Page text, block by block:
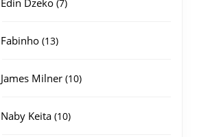
7
Fabinho 1313
James Milner 1010
Naby Keita 1010